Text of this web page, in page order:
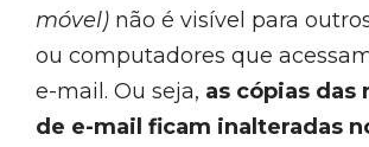
móvel) não é visível para
ou computadores que
e-mail. Ou seja, as cópias das
de e-mail ficam inalteradas